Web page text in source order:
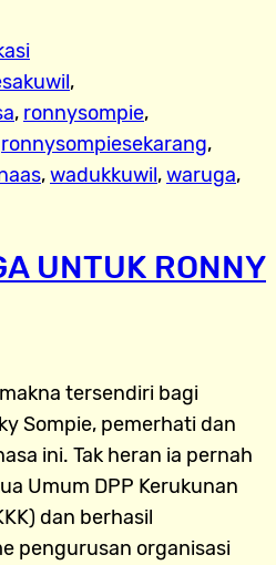
, ronnysompie
ronnysompiesekarang
, wadukkuwil, waruga
UNTUK RONNY
tersendiri bagi
Sompie, pemerhati dan
ini. Tak heran ia pernah
Umum DPP Kerukunan
dan berhasil
pengurusan organisasi